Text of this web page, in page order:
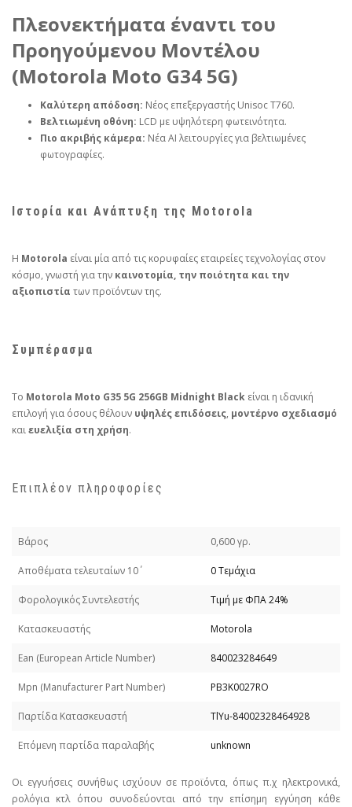
Πλεονεκτήματα έναντι του
Προηγούμενου Μοντέλου
(Motorola Moto G34 5G)
Καλύτερη απόδοση: Νέος επεξεργαστής Unisoc T760.
Βελτιωμένη οθόνη: LCD με υψηλότερη φωτεινότητα.
Πιο ακριβής κάμερα: Νέα AI λειτουργίες για βελτιωμένες
φωτογραφίες.
Ιστορία και Ανάπτυξη της Motorola
Η Motorola είναι μία από τις κορυφαίες εταιρείες τεχνολογίας στον
κόσμο, γνωστή για την καινοτομία, την ποιότητα και την
αξιοπιστία των προϊόντων της.
Συμπέρασμα
Το Motorola Moto G35 5G 256GB Midnight Black είναι η ιδανική
επιλογή για όσους θέλουν υψηλές επιδόσεις, μοντέρνο σχεδιασμό
καιευελιξία στη χρήση.
Επιπλέον πληροφορίες
Βάρος 0,600 γρ.
Απoθέματα τελευταίων 10΄ 0 Τεμάχια
Φορολογικός Συντελεστής Τιμή με ΦΠΑ 24%
Κατασκευαστής Motorola
Εan (European Article Number) 840023284649
Mpn (Manufacturer Part Number) PB3K0027RO
Παρτίδα Κατασκευαστή TlYu-84002328464928
Επόμενη παρτίδα παραλαβής unknown
Οι εγγυήσεις συνήθως ισχύουν σε προϊόντα, όπως π.χ ηλεκτρονικά,
ρολόγια κτλ όπου συνοδεύονται από την επίσημη εγγύηση κάθε